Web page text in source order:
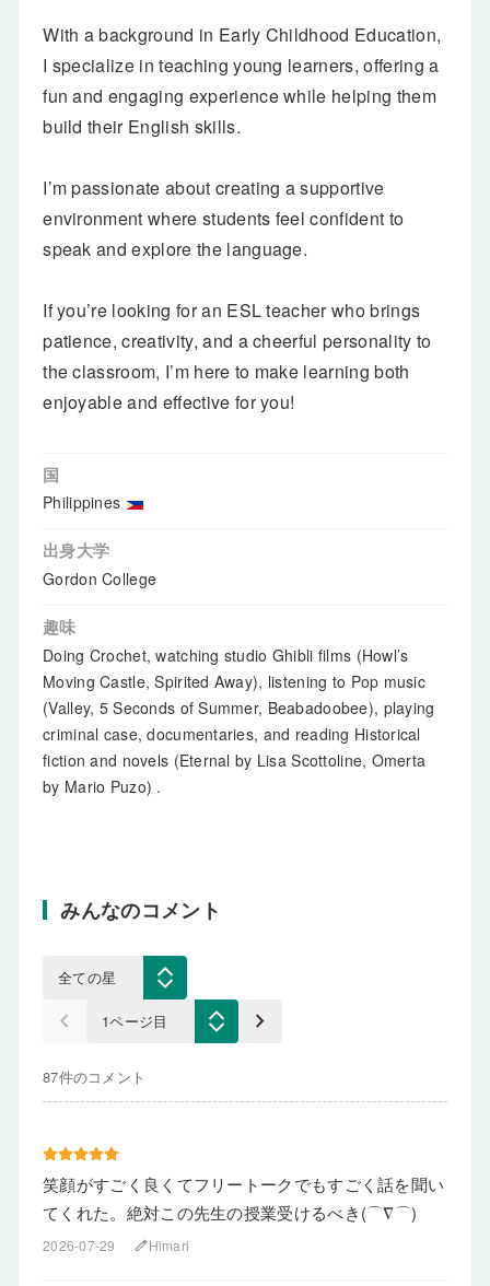
With a background in Early Childhood Education,
I specialize in teaching young learners, offering a
fun and engaging experience while helping them
build their English skills.
I’m passionate about creating a supportive
environment where students feel confident to
speak and explore the language.
If you’re looking for an ESL teacher who brings
patience, creativity, and a cheerful personality to
the classroom, I’m here to make learning both
enjoyable and effective for you!
国
Philippines
出身大学
Gordon College
趣味
Doing Crochet, watching studio Ghibli films (Howl’s
Moving Castle, Spirited Away), listening to Pop music
(Valley, 5 Seconds of Summer, Beabadoobee), playing
criminal case, documentaries, and reading Historical
fiction and novels (Eternal by Lisa Scottoline, Omerta
by Mario Puzo) .
みんなのコメント
keyboard_arrow_left keyboard_arrow_right
87件のコメント
笑顔がすごく良くてフリートークでもすごく話を聞い
てくれた。絶対この先生の授業受けるべき(⌒∇⌒)
2026-07-29 editHimari